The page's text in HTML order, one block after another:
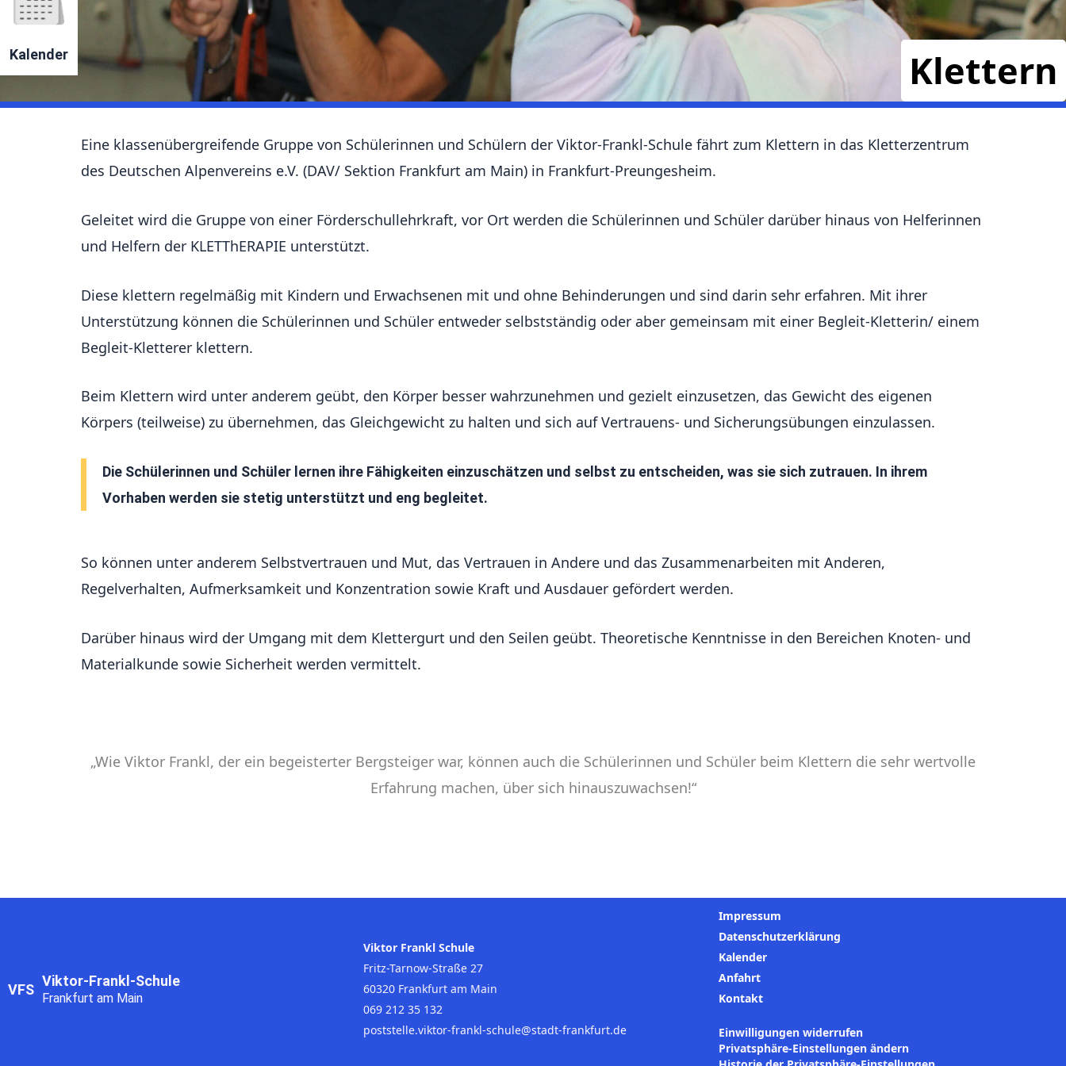
Kalender Klettern
Eine klassenübergreifende Gruppe von Schülerinnen und Schülern der Viktor-Frankl-Schule fährt zum Klettern in das Kletterzentrum
des Deutschen Alpenvereins e.V. (DAV/ Sektion Frankfurt am Main) in Frankfurt-Preungesheim.
Geleitet wird die Gruppe von einer Förderschullehrkraft, vor Ort werden die Schülerinnen und Schüler darüber hinaus von Helferinnen
und Helfern der KLETThERAPIE unterstützt.
Diese klettern regelmäßig mit Kindern und Erwachsenen mit und ohne Behinderungen und sind darin sehr erfahren. Mit ihrer
Unterstützung können die Schülerinnen und Schüler entweder selbstständig oder aber gemeinsam mit einer Begleit-Kletterin/ einem
Begleit-Kletterer klettern.
Beim Klettern wird unter anderem geübt, den Körper besser wahrzunehmen und gezielt einzusetzen, das Gewicht des eigenen
Körpers (teilweise) zu übernehmen, das Gleichgewicht zu halten und sich auf Vertrauens- und Sicherungsübungen einzulassen.
Die Schülerinnen und Schüler lernen ihre Fähigkeiten einzuschätzen und selbst zu entscheiden, was sie sich zutrauen. In ihrem
Vorhaben werden sie stetig unterstützt und eng begleitet.
So können unter anderem Selbstvertrauen und Mut, das Vertrauen in Andere und das Zusammenarbeiten mit Anderen,
Regelverhalten, Aufmerksamkeit und Konzentration sowie Kraft und Ausdauer gefördert werden.
Darüber hinaus wird der Umgang mit dem Klettergurt und den Seilen geübt. Theoretische Kenntnisse in den Bereichen Knoten- und
Materialkunde sowie Sicherheit werden vermittelt.
„Wie Viktor Frankl, der ein begeisterter Bergsteiger war, können auch die Schülerinnen und Schüler beim Klettern die sehr wertvolle
Erfahrung machen, über sich hinauszuwachsen!“
VFS Viktor-Frankl-Schule
Frankfurt am Main
Viktor Frankl Schule
Fritz-Tarnow-Straße 27
60320 Frankfurt am Main
069 212 35 132
poststelle.viktor-frankl-schule@stadt-frankfurt.de
Impressum
Datenschutzerklärung
Kalender
Anfahrt
Kontakt
Einwilligungen widerrufen
Privatsphäre-Einstellungen ändern